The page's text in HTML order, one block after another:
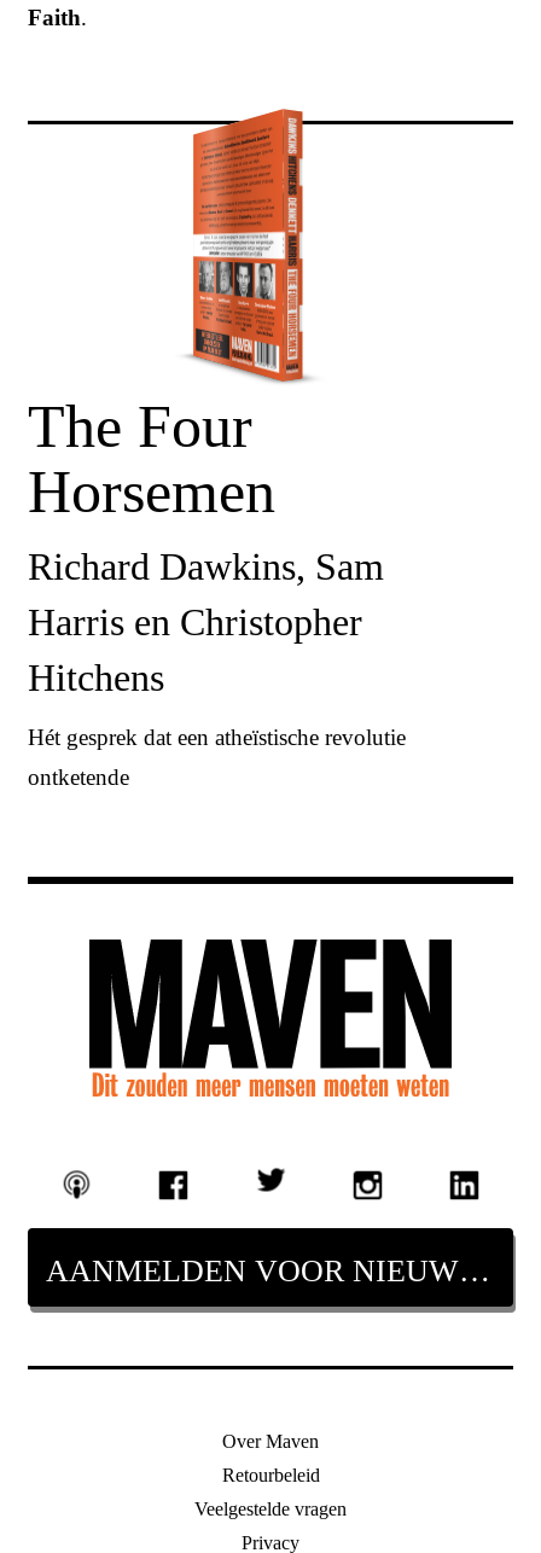
Faith.
The Four
Horsemen
Richard Dawkins, Sam
Harris en Christopher
Hitchens
Hét gesprek dat een atheïstische revolutie
ontketende
AANMELDEN VOOR NIEUWSBRIEF
Over Maven
Retourbeleid
Veelgestelde vragen
Privacy